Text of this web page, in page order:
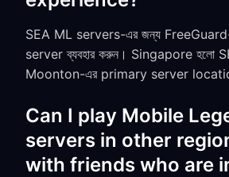
SEA ML servers-এর জন্য
server ব্যবহার করুন। Singapore হলো
Moonton-এর primary server
Can I play Mobile
servers in other
with friends who are